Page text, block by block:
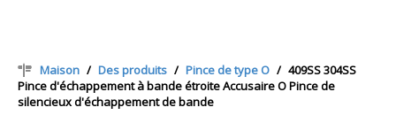
Maison / Des produits / Pince de type O / 409SS 304SS
Pince d'échappement à bande étroite Accusaire O Pince de
silencieux d'échappement de bande